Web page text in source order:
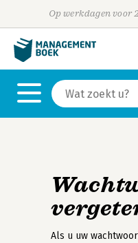
Op werkdagen voor
Als u uw